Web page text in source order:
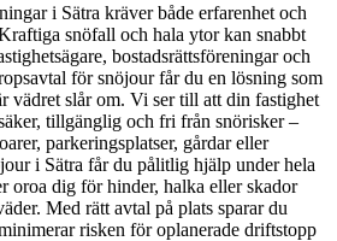
i Sätra kräver både erfarenhet och
snöfall och hala ytor kan snabbt
bostadsrättsföreningar och
för snöjour får du en lösning som
vädret slår om. Vi ser till att din fastighet
tillgänglig och fri från snörisker –
parkeringsplatser, gårdar eller
i Sätra får du pålitlig hjälp under hela
oroa dig för hinder, halka eller skador
Med rätt avtal på plats sparar du
risken för oplanerade driftstopp